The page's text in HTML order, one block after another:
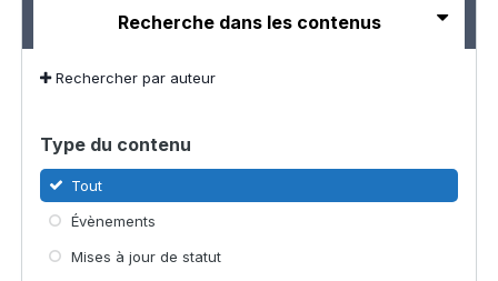
Recherche dans les contenus
Rechercher par auteur
Type du contenu
Tout
Évènements
Mises à jour de statut